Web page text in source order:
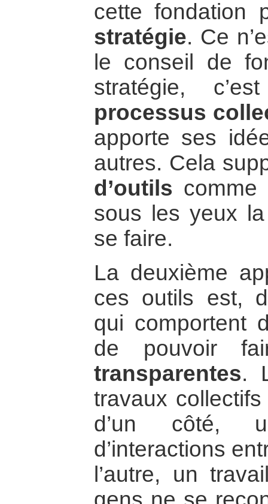
cette fondation
stratégie. Ce
le conseil de
stratégie,
processus
apporte ses
autres. Cela
d’outils
sous les yeux
se faire.
La deuxième
ces outils est,
qui comportent
de pouvoir
transparentes.
travaux
d’un côté,
d’interactions
l’autre, un